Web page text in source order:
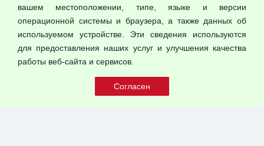
© 2026 ООО "Феникс"
Публичная оферта
вашем местоположении, типе, языке и версии
операционной системы и браузера, а также данных об
используемом устройстве. Эти сведения используются
для предоставления наших услуг и улучшения качества
работы веб-сайта и сервисов.